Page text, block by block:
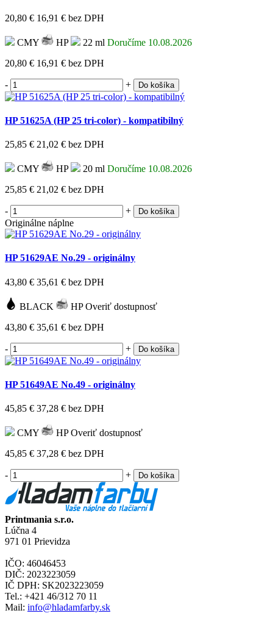
20,80 € 16,91 € bez DPH
CMY HP 22 ml Doručíme 10.08.2026
20,80 € 16,91 € bez DPH
- + Do košíka
HP 51625A (HP 25 tri-color) - kompatibilný
25,85 € 21,02 € bez DPH
CMY HP 20 ml Doručíme 10.08.2026
25,85 € 21,02 € bez DPH
- + Do košíka
Originálne náplne
HP 51629AE No.29 - originálny
43,80 € 35,61 € bez DPH
BLACK HP Overiť dostupnosť
43,80 € 35,61 € bez DPH
- + Do košíka
HP 51649AE No.49 - originálny
45,85 € 37,28 € bez DPH
CMY HP Overiť dostupnosť
45,85 € 37,28 € bez DPH
- + Do košíka
Printmania s.r.o.
Lúčna 4
971 01 Prievidza
IČO: 46046453
DIČ: 2023223059
IČ DPH: SK2023223059
Tel.: +421 46/312 70 11
Mail: info@hladamfarby.sk